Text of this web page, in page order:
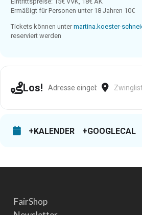
Ermäßigt für Personen unter 18 Jahren 10€
Tickets können untermartina.koester-
reserviert werden
Los! Address - Wuppertal [r7iF20J87]
+KALENDER +GOOGLECAL
FairShop